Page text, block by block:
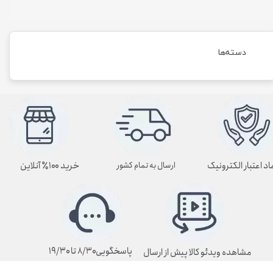
دسته‌ها
ارسال به تمام کشور
پاسخگویی۸/۳۰ تا ۱۹/۳۰
اعتبار الکترونیک خرید ۱۰۰٪ آنلاین
مشاهده ویدئو کالا پیش از ارسال